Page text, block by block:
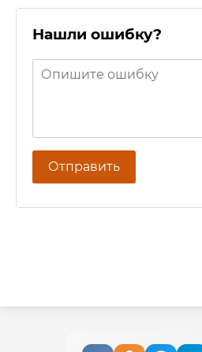
Нашли ошибку?
Отправить